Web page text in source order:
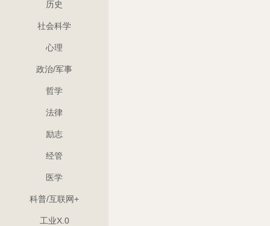
历史
社会科学
心理
政治/军事
哲学
法律
励志
经管
医学
科普/互联网+
工业X.0